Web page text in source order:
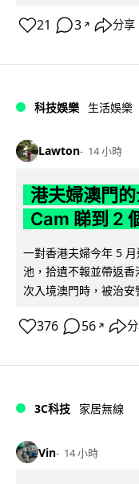
21 3 ↗ 分享
科技娛樂 生活娛樂
Lawton 14 小時
港夫婦澳門
Cam 睇到 2
一對香港夫婦今年 5
池，拾遺不報並帶返
次入境澳門時，被治安
376 56 ↗
3C科技 家居無線
Vin 14 小時